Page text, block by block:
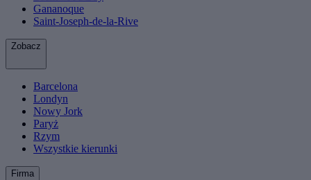
Gananoque
Saint-Joseph-de-la-Rive
Zobacz
Barcelona
Londyn
Nowy Jork
Paryż
Rzym
Wszystkie kierunki
Firma